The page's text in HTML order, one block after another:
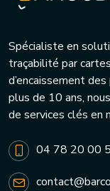
Spécialiste en
traçabilité par
d’encaissement
plus de 10 ans,
de services clés en
04 78 20 00